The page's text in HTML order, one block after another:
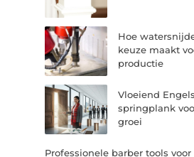
Hoe
keuze maakt
productie
Vloeiend
springplank
groei
Professionele barber tools